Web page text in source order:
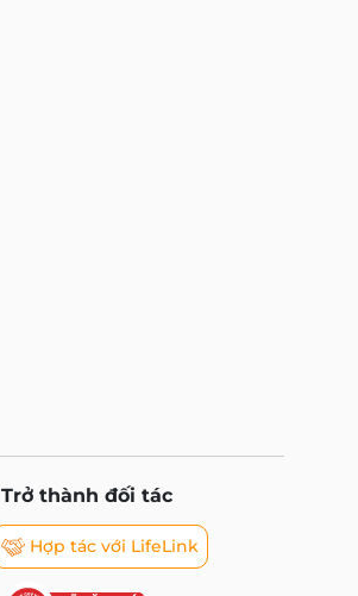
Trở thành đối tác
Hợp tác với LifeLink